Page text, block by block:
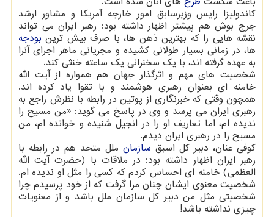
کاندولیزا رایس وزیرسابق امور خارجه آمریکا و مشاور ارشد
جرج بوش هم پیشتر اظهار داشته بود: رهبر ایران می تواند
نقشه هایی را که بهترین ذهن ها، با صرف بیش ترین بودجه
ها، در زمانی بسیار طولانی کشیده و مجریانی ماهر اجرای آنرا
به عهده گرفته اند، با یک سخنرانی یک ساعته خنثی کند.
شخصیت های مهم و اثرگذار جهان هم همواره از آیت الله
خامنه ای بعنوان رهبری هوشمند و با تقوا یاد کرده اند.
همچون وقتی که خبرنگاری از پوتین در رابطه با نظرش راجع به
رهبری ایران می پرسد و وی در پاسخ می گوید: «من مسیح را
ندیده ام، اما تعاریف او را در انجیل شنیده و خوانده ام، من
مسیح را در رهبری ایران دیدم.
کوفی عنان، دبیر کل اسبق سازمان ملل متحد هم در رابطه با
رهبر ایران اظهار داشته بود: در ملاقات با (حضرت آیت الله
العظمی) خامنه ای احساس کردم که کسی را مثل او ندیده ام.
شخصیت معنوی ایشان چنان مرا گرفت که از خود پرسیدم چرا
شخصیتی مثل من دبیر کل سازمان ملل باشد و از معنویات
چیزی نداشته باشد!